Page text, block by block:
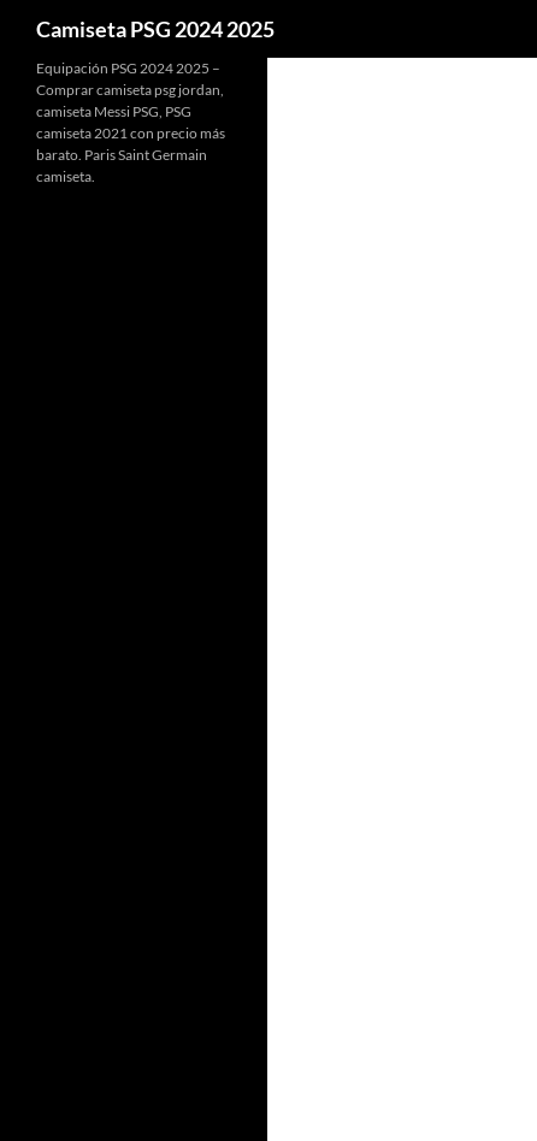
Camiseta PSG 2024 2025
Equipación PSG 2024 2025 –
Comprar camiseta psg jordan,
camiseta Messi PSG, PSG
camiseta 2021 con precio más
barato. Paris Saint Germain
camiseta.